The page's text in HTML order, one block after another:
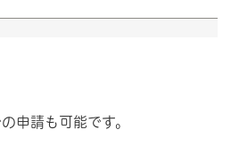
申請も可能です。